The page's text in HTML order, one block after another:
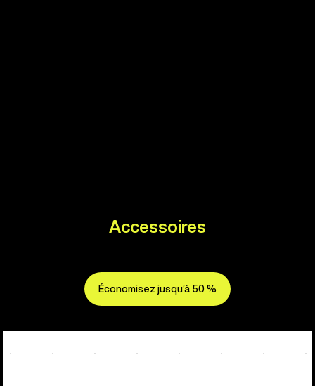
Accessoires
Économisez jusqu’à 50 %